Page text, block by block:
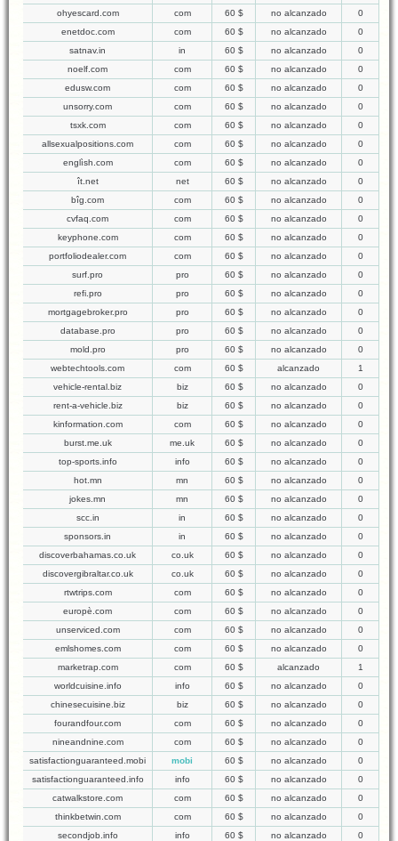
ohyescard.com
com 60 $ no alcanzado
0
enetdoc.com
com 60 $ no alcanzado
0
satnav.in
in 60 $ no alcanzado
0
noelf.com
com 60 $ no alcanzado
0
edusw.com
com 60 $ no alcanzado
0
unsorry.com
com 60 $ no alcanzado
0
tsxk.com
com 60 $ no alcanzado
0
allsexualpositions.com
com 60 $ no alcanzado
0
englìsh.com
com 60 $ no alcanzado
0
ît.net
net 60 $ no alcanzado
0
bîg.com
com 60 $ no alcanzado
0
cvfaq.com
com 60 $ no alcanzado
0
keyphone.com
com 60 $ no alcanzado
0
portfoliodealer.com
com 60 $ no alcanzado
0
surf.pro
pro 60 $ no alcanzado
0
refi.pro
pro 60 $ no alcanzado
0
mortgagebroker.pro
pro 60 $ no alcanzado
0
database.pro
pro 60 $ no alcanzado
0
mold.pro
pro 60 $ no alcanzado
0
webtechtools.com
com 60 $ alcanzado
1
vehicle-rental.biz
biz 60 $ no alcanzado
0
rent-a-vehicle.biz
biz 60 $ no alcanzado
0
kinformation.com
com 60 $ no alcanzado
0
burst.me.uk
me.uk 60 $ no alcanzado
0
top-sports.info
info 60 $ no alcanzado
0
hot.mn
mn 60 $ no alcanzado
0
jokes.mn
mn 60 $ no alcanzado
0
scc.in
in 60 $ no alcanzado
0
sponsors.in
in 60 $ no alcanzado
0
discoverbahamas.co.uk
co.uk 60 $ no alcanzado
0
discovergibraltar.co.uk
co.uk 60 $ no alcanzado
0
rtwtrips.com
com 60 $ no alcanzado
0
europè.com
com 60 $ no alcanzado
0
unserviced.com
com 60 $ no alcanzado
0
emlshomes.com
com 60 $ no alcanzado
0
marketrap.com
com 60 $ alcanzado
1
worldcuisine.info
info 60 $ no alcanzado
0
chinesecuisine.biz
biz 60 $ no alcanzado
0
fourandfour.com
com 60 $ no alcanzado
0
nineandnine.com
com 60 $ no alcanzado
0
satisfactionguaranteed.mobi
mobi 60 $ no alcanzado
0
satisfactionguaranteed.info
info 60 $ no alcanzado
0
catwalkstore.com
com 60 $ no alcanzado
0
thinkbetwin.com
com 60 $ no alcanzado
0
secondjob.info
info 60 $ no alcanzado
0